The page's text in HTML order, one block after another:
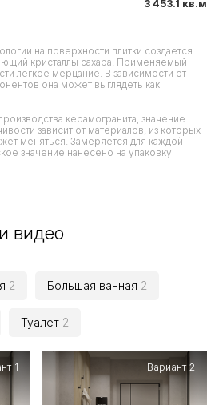
3 453.1 кв.м
на поверхности плитки создается
кристаллы сахара. Применяемый
легкое мерцание. В зависимости от
она может выглядеть как
керамогранита, значение
зависит от материалов, из которых
меняться. Замеряется для каждой
значение нанесено на упаковку
видео
2 Большая ванная 2
Туалет 2
1 Вариант 2